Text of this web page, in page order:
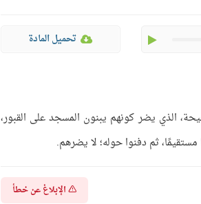
تحميل المادة
الذي يضر كونهم يبنون المسجد على القبور،
مستقيمًا، ثم دفنوا حوله؛ لا يضرهم.
الإبلاغ عن خطأ